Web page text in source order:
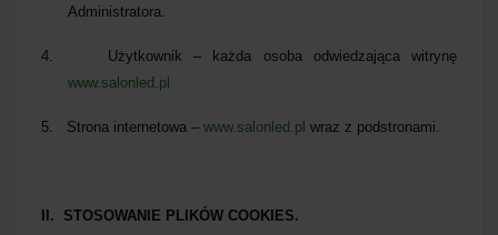
Administratora.
4.
Użytkownik – każda osoba odwiedzająca witrynę
www.salonled.pl
5. Strona internetowa – www.salonled.pl wraz z podstronami
II. STOSOWANIE PLIKÓW COOKIES.